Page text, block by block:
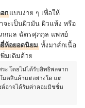
กแบบง่าย ๆ เพื่อให้
จะเป็นผิวมัน ผิวแห้ง หรือ
กมล ฉัตรศุภกุล แพทย์
ห้อยอดนิยม ทั้งมาส์กเนื้อ
มเติมด้วย
ะ โดยไม่ได้รับอิทธิพลจาก
มตสินค้าแต่อย่างใด แต่
ต์อาจได้รับค่าคอมมิชชั่น